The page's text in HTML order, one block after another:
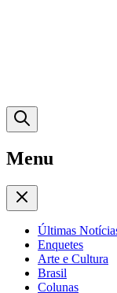
Menu
Últimas
Enquetes
Arte e Cultura
Brasil
Colunas